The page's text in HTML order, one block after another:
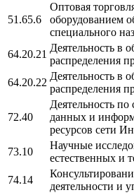
51.65.6
Оптовая
оборудованием
специального
64.20.21
Деятельность в
распределения
64.20.22
Деятельность в
распределения
72.40
Деятельность
данных и
ресурсов сети
73.10
Научные
естественных и
74.14
деятельности и